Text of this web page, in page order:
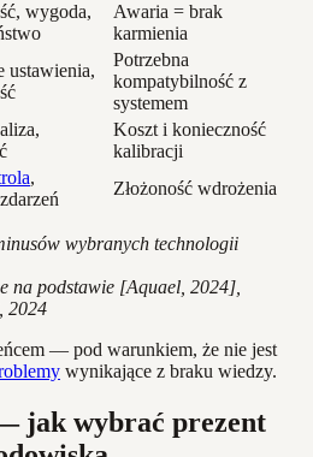
wygoda,
Awaria = brak
karmienia
ustawienia,
Potrzebna
kompatybilność z
systemem
Koszt i konieczność
kalibracji
,
Złożoność wdrożenia
wybranych technologii
na podstawie [Aquael, 2024],
2024
— pod warunkiem, że nie jest
wynikające z braku wiedzy.
jak wybrać prezent